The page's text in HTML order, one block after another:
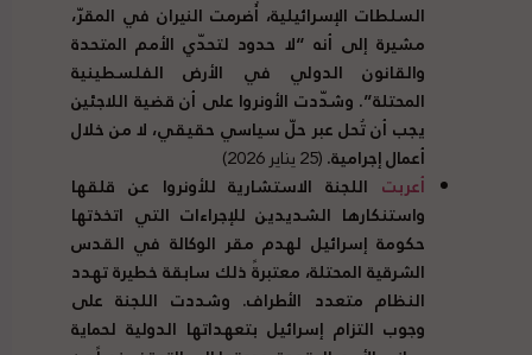
السلطات الإسرائيلية، أُضرمت النيران في المقرّ،
مشيرة إلى أنه “لا حدود لتحدّي الأمم المتحدة
والقانون الدولي في الأرض الفلسطينية
المحتلة”. وشدّدت الأونروا على أن قضية اللاجئين
يجب أن تُحل عبر حلّ سياسي حقيقي، لا من خلال
أعمال إجرامية.(25 يناير 2026)
أعربت اللجنة الاستشارية للأونروا عن قلقها
واستنكارها الشديدين للإجراءات التي اتخذتها
حكومة إسرائيل لهدم مقر الوكالة في القدس
الشرقية المحتلة، معتبرةً ذلك سابقة خطيرة تهدد
النظام متعدد الأطراف. وشددت اللجنة على
وجوب التزام إسرائيل بتعهداتها الدولية لحماية